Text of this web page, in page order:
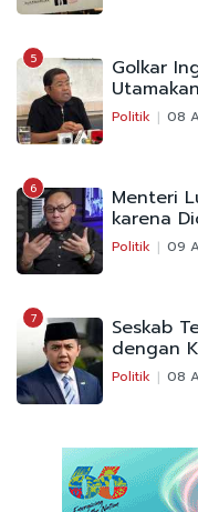
5 Golkar
Politik 08
6 Menteri
karena
Politik 09
7 Seskab
dengan
Politik 08